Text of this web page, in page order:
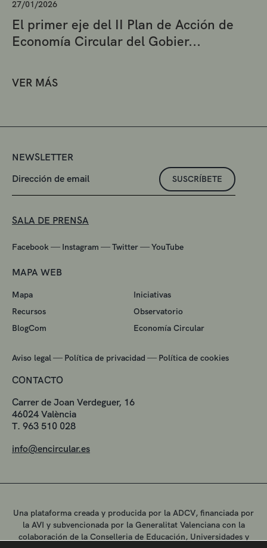
27/01/2026
El primer eje del II Plan de Acción de
Economía Circular del Gobier...
VER MÁS
NEWSLETTER
SUSCRÍBETE
SALA DE PRENSA
Facebook — Instagram —Twitter—YouTube
MAPA WEB
Mapa
Iniciativas
Recursos
Observatorio
BlogCom
Economía Circular
Aviso legal — Política de privacidad — Política de cookies
CONTACTO
Carrer de Joan Verdeguer, 16
46024 València
T. 963 510 028
info@encircular.es
Una plataforma creada y producida por la ADCV, financiada por
la AVI y subvencionada por la Generalitat Valenciana con la
colaboración de la Conselleria de Educación, Universidades y